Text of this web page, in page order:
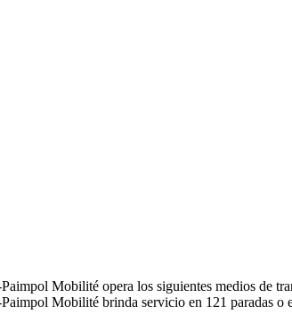
Mobilité opera los siguientes medios de
Mobilité brinda servicio en 121 paradas o